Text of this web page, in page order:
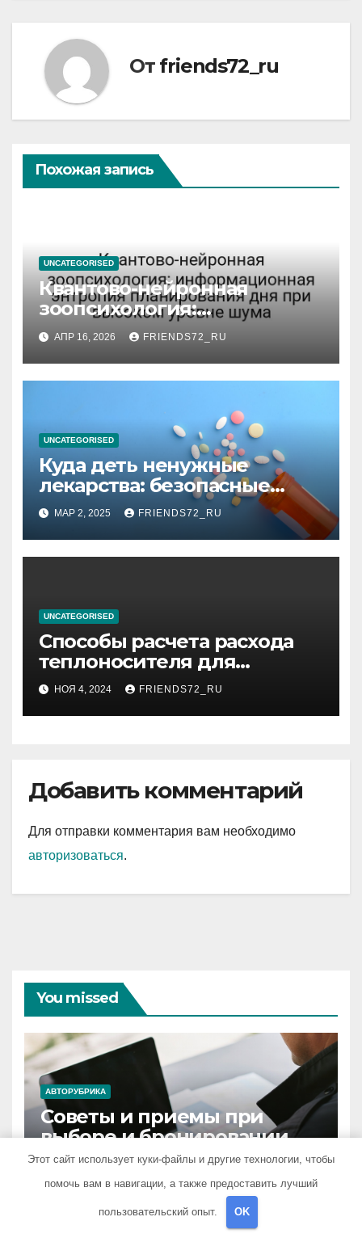
От friends72_ru
Похожая запись
UNCATEGORISED
Квантово-нейронная
зоопсихология:
информационная энтропия
планирования дня при
высоком уровне шума
АПР 16, 2026 FRIENDS72_RU
UNCATEGORISED
Куда деть ненужные
лекарства: безопасные
способы утилизации
МАР 2, 2025 FRIENDS72_RU
UNCATEGORISED
Способы расчета расхода
теплоносителя для
системы отопления
НОЯ 4, 2024 FRIENDS72_RU
Добавить комментарий
Для отправки комментария вам необходимо
авторизоваться.
You missed
АВТОРУБРИКА
Советы и приемы при
выборе и бронировании
авиабилетов
5 ИЮЛЯ 2026 FRIENDS72_RU
Этот сайт использует куки-файлы и другие технологии, чтобы
помочь вам в навигации, а также предоставить лучший
пользовательский опыт. OK